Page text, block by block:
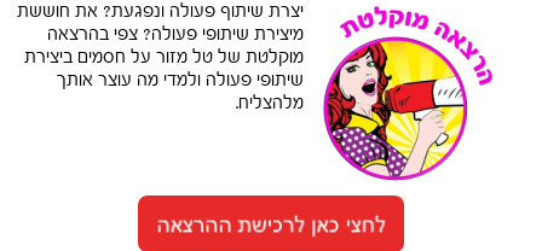
יצרת שיתוף פעולה ונפגעת? את חוששת
מיצירת שיתופי פעולה? צפי בהרצאה
מוקלטת של טל מזור על חסמים ביצירת
שיתופי פעולה ולמדי מה עוצר אותך
מלהצליח.